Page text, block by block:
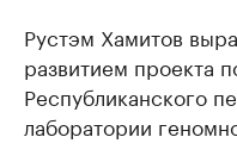
Рустэм Хамитов
развитием проекта
Республиканского
лаборатории